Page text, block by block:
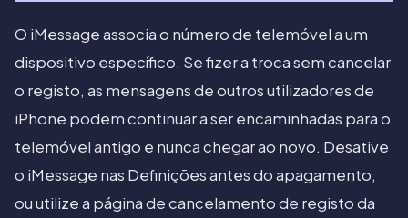
O iMessage associa o número de telemóvel a um
dispositivo específico. Se fizer a troca sem cancelar
o registo, as mensagens de outros utilizadores de
iPhone podem continuar a ser encaminhadas para o
telemóvel antigo e nunca chegar ao novo. Desative
o iMessage nas Definições antes do apagamento,
ou utilize a página de cancelamento de registo da